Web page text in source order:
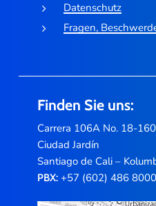
Datenschutz
Fragen,
Finden Sie uns:
Carrera 106A No. 18-160
Ciudad Jardín
Santiago de Cali –
PBX:+57 (602) 486 8000